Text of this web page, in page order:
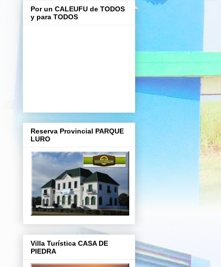
Por un CALEUFU de TODOS
y para TODOS
Reserva Provincial PARQUE
LURO
Villa Turística CASA DE
PIEDRA